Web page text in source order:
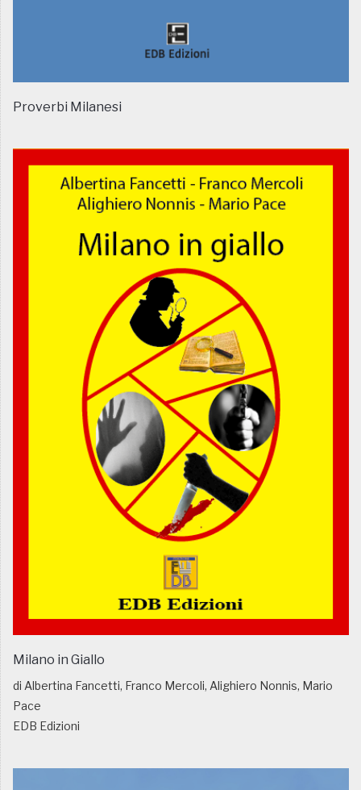
Proverbi Milanesi
Milano in Giallo
di Albertina Fancetti, Franco Mercoli, Alighiero Nonnis, Mario
Pace
EDB Edizioni